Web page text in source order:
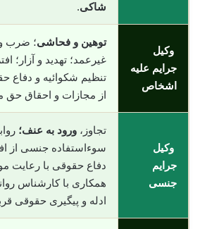
شاکی.
وکیل
جرایم علیه
اشخاص
توهین و فحاشی؛ ضرب
غیرعمد؛ تهدید و آزار؛
تنظیم شکوائیه و دفاع
از مجازات و احقاق حق
وکیل
جرایم
جنسی
تجاوز، ورود به عنف؛
سوءاستفاده جنسی از
دفاع حقوقی با رعایت
همکاری با کارشناس
ادله و پیگیری حقوقی